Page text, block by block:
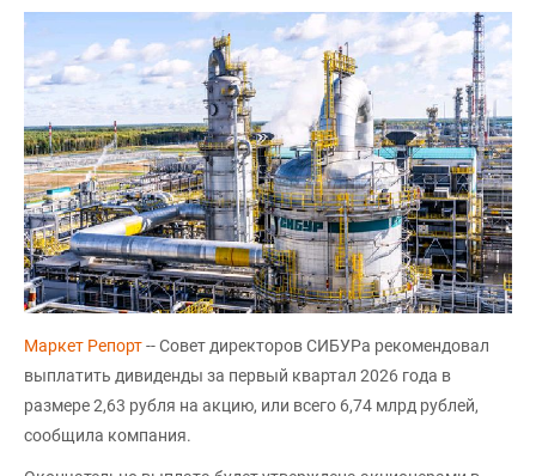
Маркет Репорт-- Совет директоров СИБУРа рекомендовал
выплатить дивиденды за первый квартал 2026 года в
размере 2,63 рубля на акцию, или всего 6,74 млрд рублей,
сообщила компания.